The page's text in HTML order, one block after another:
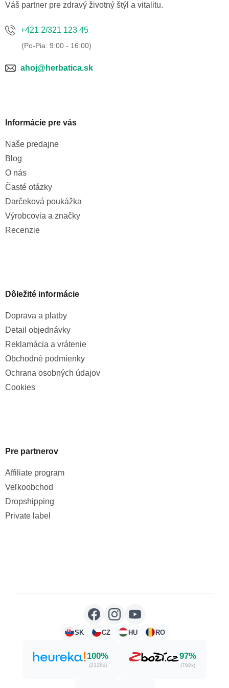
Váš partner pre zdravý životný štýl a vitalitu.
+421 2/321 123 45
ahoj@herbatica.sk
Informácie pre vás
Naše predajne
Blog
O nás
Časté otázky
Darčeková poukážka
Výrobcovia a značky
Recenzie
Dôležité informácie
Doprava a platby
Detail objednávky
Reklamácia a vrátenie
Obchodné podmienky
Ochrana osobných údajov
Cookies
Pre partnerov
Affiliate program
Veľkoobchod
Dropshipping
Private label
SK CZ HU RO
100%
(2326x)
97%
(792x)